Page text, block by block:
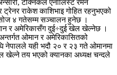
टेक्निकल एनालिस्ट रमन
ट्रेनर राकेश काशिभाइ गोहित रहनुभएको
४ गतेसम्म सञ्चालन हुनेछ ।
र अमेरिकासँग दुई÷दुई खेल खेल्नेछ ।
ओमान र अमेरिकासितको
नेपालले यही भदौ २० र २३ गते ओमानमा
खेल्ने तय भएको क्यानका अध्यक्ष चन्दले